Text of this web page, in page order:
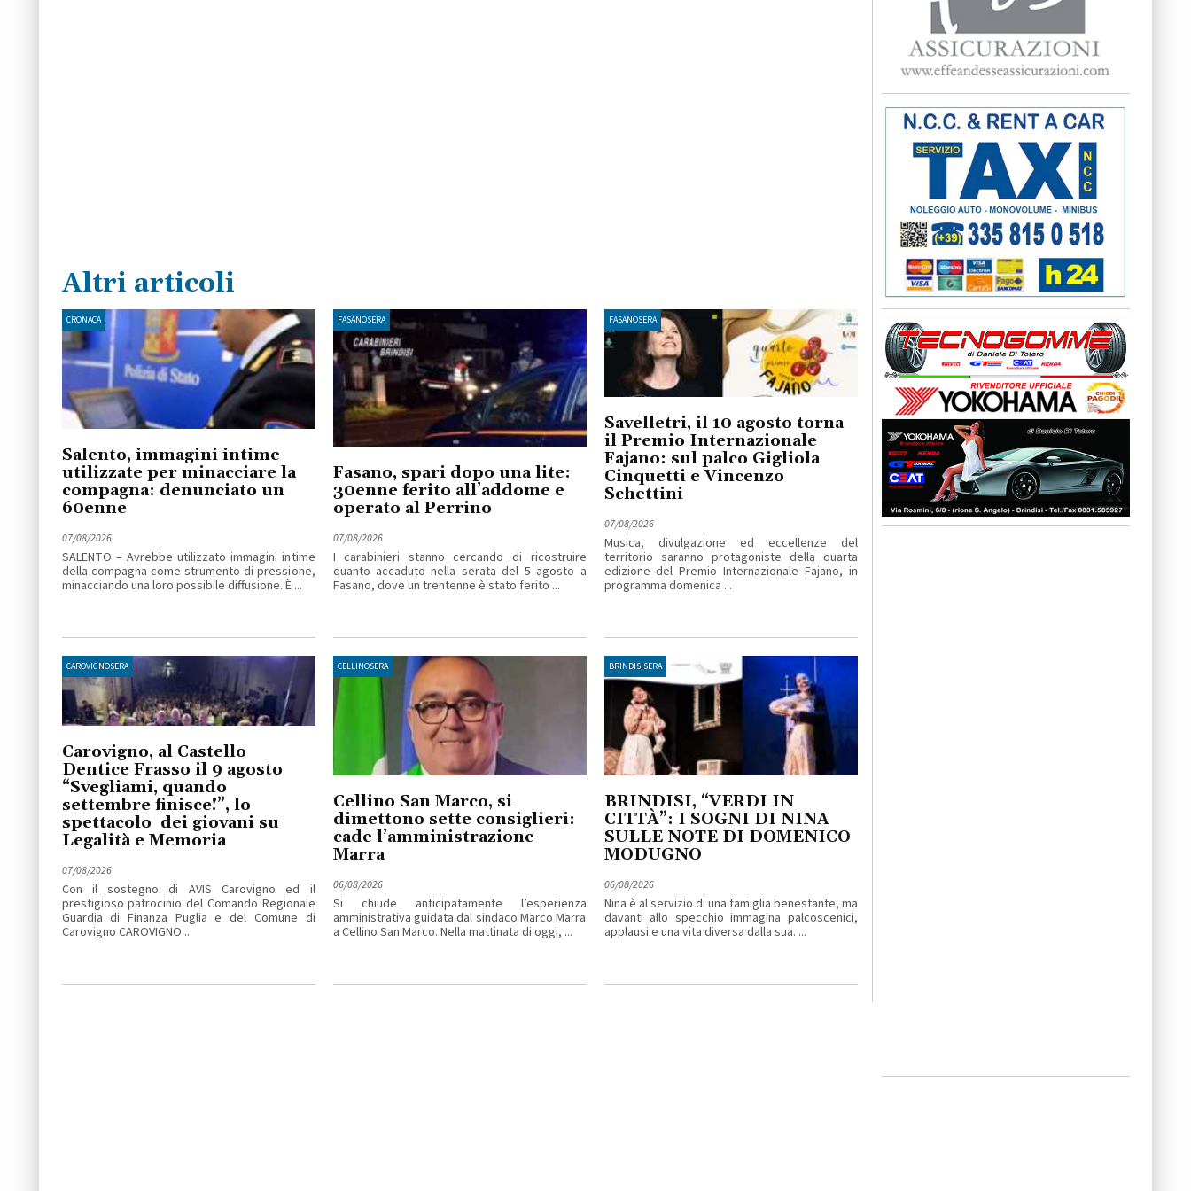
Altri articoli
CRONACA
Salento, immagini intime
utilizzate per minacciare la
compagna: denunciato un
60enne
07/08/2026
SALENTO – Avrebbe utilizzato immagini intime
della compagna come strumento di pressione,
minacciando una loro possibile diffusione. È ...
FASANOSERA
Fasano, spari dopo una lite:
30enne ferito all’addome e
operato al Perrino
07/08/2026
I carabinieri stanno cercando di ricostruire
quanto accaduto nella serata del 5 agosto a
Fasano, dove un trentenne è stato ferito ...
FASANOSERA
Savelletri, il 10 agosto torna
il Premio Internazionale
Fajano: sul palco Gigliola
Cinquetti e Vincenzo
Schettini
07/08/2026
Musica, divulgazione ed eccellenze del
territorio saranno protagoniste della quarta
edizione del Premio Internazionale Fajano, in
programma domenica ...
CAROVIGNOSERA
Carovigno, al Castello
Dentice Frasso il 9 agosto
“Svegliami, quando
settembre finisce!”, lo
spettacolo dei giovani su
Legalità e Memoria
07/08/2026
Con il sostegno di AVIS Carovigno ed il
prestigioso patrocinio del Comando Regionale
Guardia di Finanza Puglia e del Comune di
Carovigno CAROVIGNO ...
CELLINOSERA
Cellino San Marco, si
dimettono sette consiglieri:
cade l’amministrazione
Marra
06/08/2026
Si chiude anticipatamente l’esperienza
amministrativa guidata dal sindaco Marco Marra
a Cellino San Marco. Nella mattinata di oggi, ...
BRINDISISERA
BRINDISI, “VERDI IN
CITTÀ”: I SOGNI DI NINA
SULLE NOTE DI DOMENICO
MODUGNO
06/08/2026
Nina è al servizio di una famiglia benestante, ma
davanti allo specchio immagina palcoscenici,
applausi e una vita diversa dalla sua. ...